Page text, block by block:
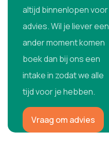
altijd binnenlopen voor
advies. Wil je liever een
ander moment komen
boek dan bij ons een
intake in zodat we alle
tijd voor je hebben.
Vraag om advies